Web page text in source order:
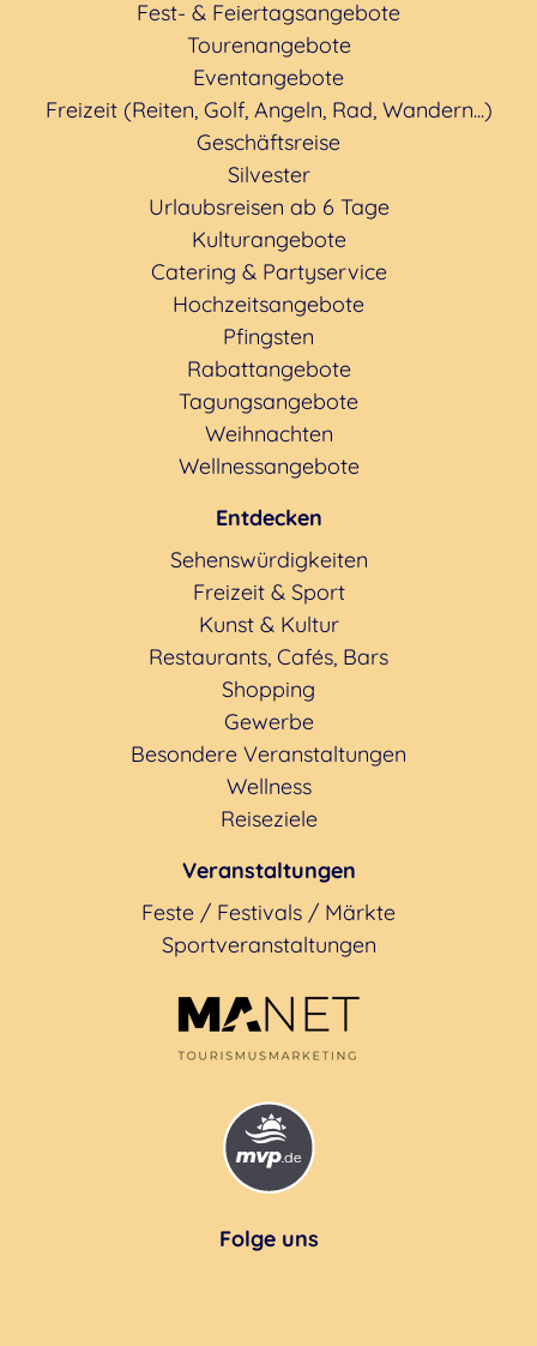
Fest- & Feiertagsangebote
Tourenangebote
Eventangebote
Freizeit (Reiten, Golf, Angeln, Rad, Wandern...)
Geschäftsreise
Silvester
Urlaubsreisen ab 6 Tage
Kulturangebote
Catering & Partyservice
Hochzeitsangebote
Pfingsten
Rabattangebote
Tagungsangebote
Weihnachten
Wellnessangebote
Entdecken
Sehenswürdigkeiten
Freizeit & Sport
Kunst & Kultur
Restaurants, Cafés, Bars
Shopping
Gewerbe
Besondere Veranstaltungen
Wellness
Reiseziele
Veranstaltungen
Feste / Festivals / Märkte
Sportveranstaltungen
Folge uns